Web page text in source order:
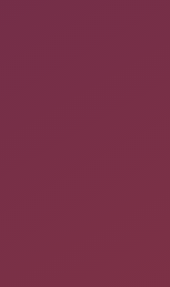
configurée et activée.
mag, mais pour
l'ont pas inclus dans